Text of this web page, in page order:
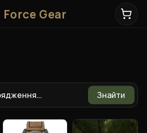
Force Gear
Знайти